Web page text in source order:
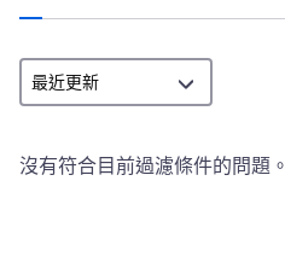
沒有符合目前過濾條件的問題。